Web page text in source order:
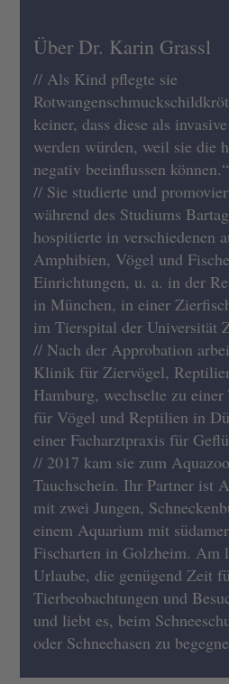
Über Dr. Karin Grassl
// Als Kind pflegte sie
keiner, dass diese als
werden würden, weil sie die
negativ beeinflussen können.“
// Sie studierte und
während des Studiums
hospitierte in verschiedenen
Amphibien, Vögel und
Einrichtungen, u. a. in der
in München, in einer
im Tierspital der Universität
// Nach der Approbation
Klinik für Ziervögel,
Hamburg, wechselte zu
für Vögel und Reptilien in
einer Facharztpraxis für
// 2017 kam sie zum
Tauchschein. Ihr Partner ist
mit zwei Jungen,
einem Aquarium mit
Fischarten in Golzheim. Am
Urlaube, die genügend Zeit
Tierbeobachtungen und
und liebt es, beim
oder Schneehasen zu